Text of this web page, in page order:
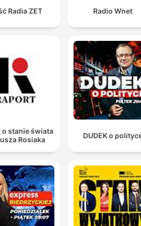
Radia ZET Radio Wnet
o stanie świata
Rosiaka
DUDEK o